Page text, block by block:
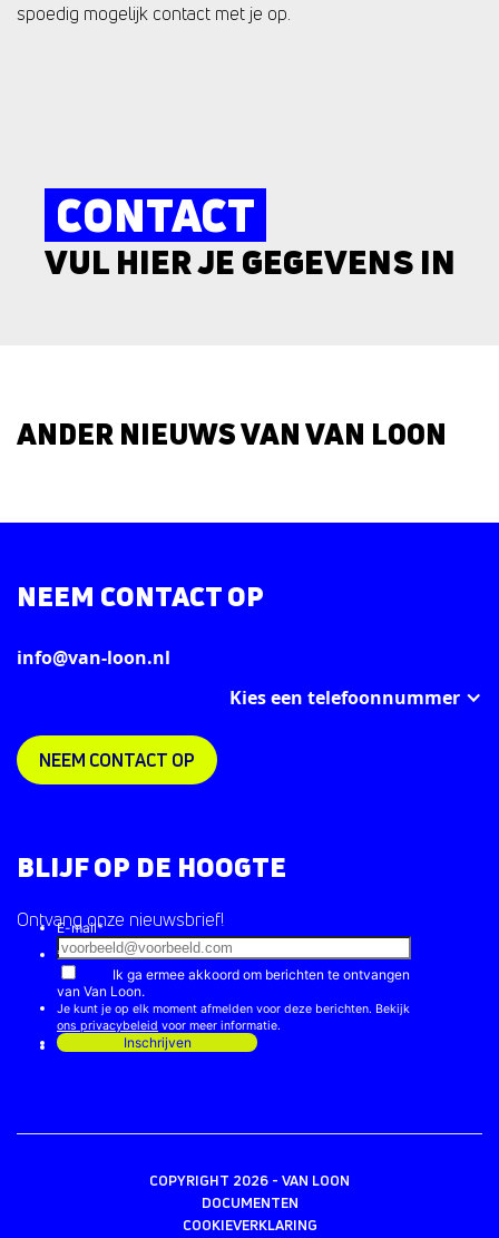
spoedig mogelijk contact met je op.
CONTACT
VUL HIER JE GEGEVENS IN
ANDER NIEUWS VAN VAN LOON
BLIJF OP DE HOOGTE
Ontvang onze nieuwsbrief!
NEEM CONTACT OP
info@van-loon.nl
Kies een telefoonnummer
NEEM CONTACT OP
COPYRIGHT 2026 - VAN LOON
DOCUMENTEN
COOKIEVERKLARING